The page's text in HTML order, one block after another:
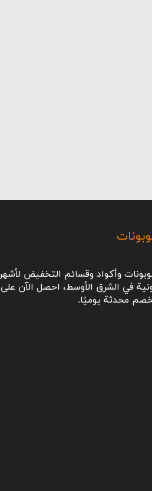
وأكواد وقسائم التخفيض لأشهر
في الشرق الأوسط، احصل الآن على
محدثة يوميًا.